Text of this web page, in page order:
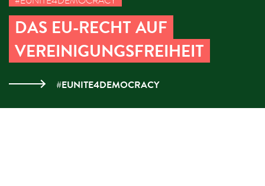
DAS EU-RECHT AUF
VEREINIGUNGSFREIHEIT
#EUNITE4DEMOCRACY